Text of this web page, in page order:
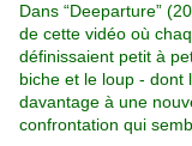
Dans “Deeparture”
de cette vidéo où
définissaient petit à
biche et le loup - dont
davantage à une
confrontation qui